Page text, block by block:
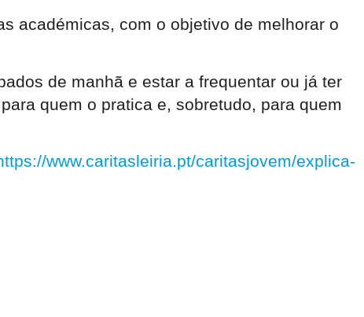
académicas, com o objetivo de melhorar o
de manhã e estar a frequentar ou já ter
quem o pratica e, sobretudo, para quem
www.caritasleiria.pt/caritasjovem/explica-